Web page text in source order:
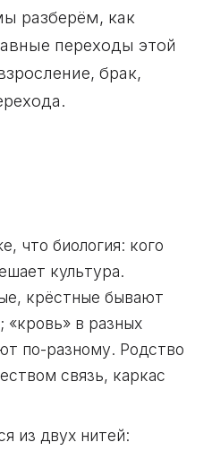
разберём, как
переходы этой
брак,
что биология: кого
культура.
крёстные бывают
«кровь» в разных
по-разному. Родство
связь, каркас
из двух нитей: